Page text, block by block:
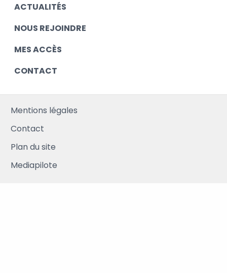
ACTUALITÉS
NOUS REJOINDRE
MES ACCÈS
CONTACT
Mentions légales
Contact
Plan du site
Mediapilote